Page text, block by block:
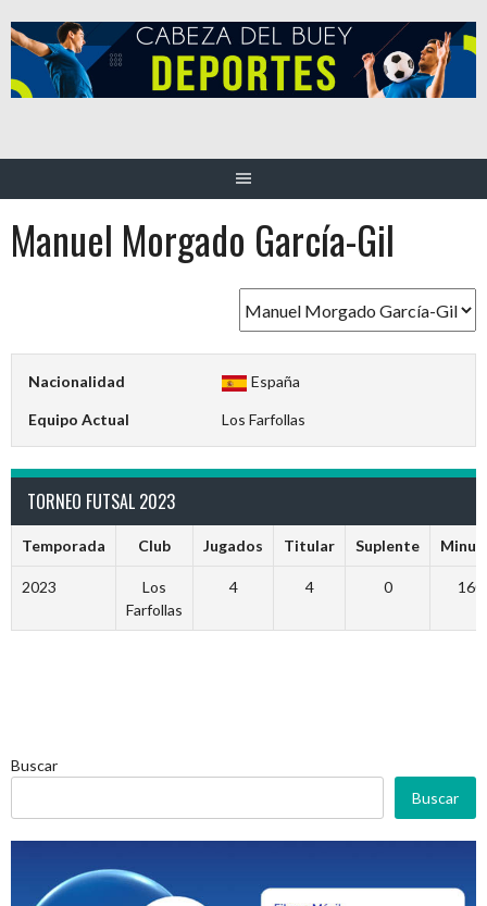
al
contenido
Manuel Morgado García-Gil
Nacionalidad España
Equipo Actual Los Farfollas
TORNEO FUTSAL 2023
Temporada Club Jugados Titular Suplente
2023
Los
Farfollas
4 4 0 160
Buscar
Buscar